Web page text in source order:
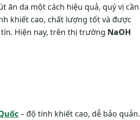
ăn da một cách hiệu quả, quý vị cần
khiết cao, chất lượng tốt và được
Hiện nay, trên thị trường NaOH
– độ tinh khiết cao, dễ bảo quản.